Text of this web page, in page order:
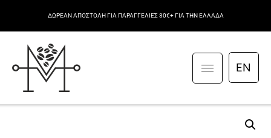
ΔΩΡΕΑΝ ΑΠΟΣΤΟΛΗ ΓΙΑ ΠΑΡΑΓΓΕΛΙΕΣ 30€+ ΓΙΑ ΤΗΝ ΕΛΛΑΔΑ
EN